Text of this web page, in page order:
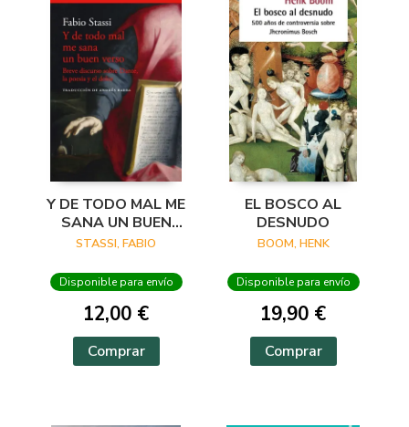
Y DE TODO MAL ME
SANA UN BUEN
VERSO
STASSI, FABIO
Disponible para envío
12,00 €
Comprar
EL BOSCO AL
DESNUDO
BOOM, HENK
Disponible para envío
19,90 €
Comprar